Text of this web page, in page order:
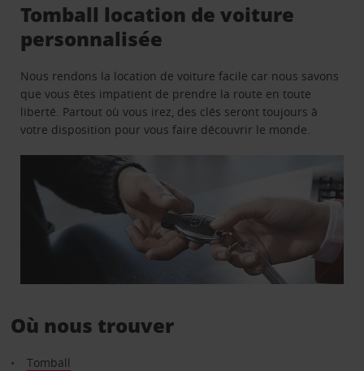
Tomball location de voiture
personnalisée
Nous rendons la location de voiture facile car nous savons
que vous êtes impatient de prendre la route en toute
liberté. Partout où vous irez, des clés seront toujours à
votre disposition pour vous faire découvrir le monde.
Où nous trouver
Tomball